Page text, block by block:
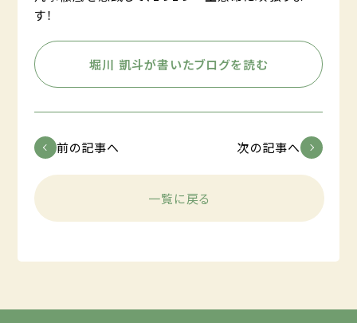
す！
堀川 凱斗が書いたブログを読む
前の記事へ 次の記事へ
一覧に戻る